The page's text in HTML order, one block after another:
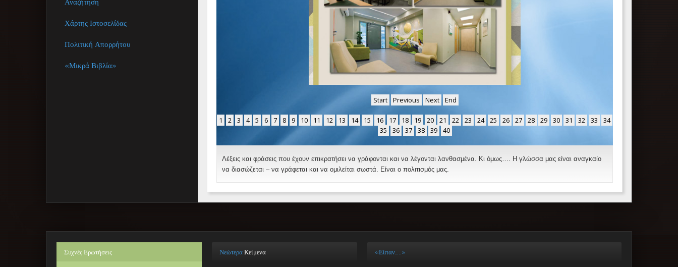
Start Previous Next End
1 2 3 4 5 6 7 8 9 10 11 12 13 14 15 16 17 18 19 20 21 22 23 24 25 26 27 28 29 30 31 32 33
34
35
36 37 38 39 40
Λέξεις και φράσεις που έχουν επικρατήσει να γράφονται και να λέγονται λανθασμένα. Κι όμως…. Η γλώσσα μας είναι αναγκαίο
να διασώζεται – να γράφεται και να ομιλείται σωστά. Είναι ο πολιτισμός μας.
Αναζήτηση
Χάρτης Ιστοσελίδας
Πολιτική Απορρήτου
«Μικρά Βιβλία»
Συχνές Ερωτήσεις Νεώτερα Κείμενα «Είπαν…..»